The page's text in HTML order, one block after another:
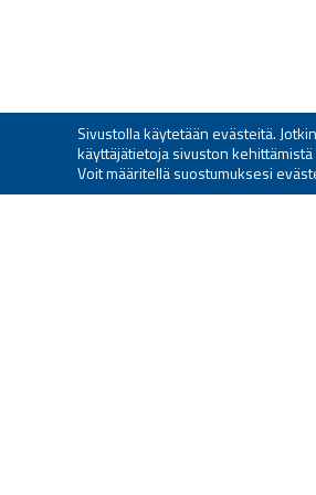
Sivustolla käytetään evästeitä.
käyttäjätietoja sivuston
Voit määritellä suostumuksesi